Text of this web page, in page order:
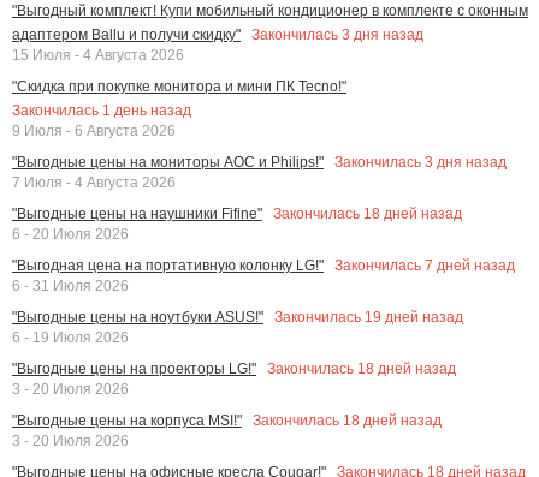
"Выгодный комплект! Купи мобильный кондиционер в комплекте с оконным
адаптером Ballu и получи скидку"
Закончилась 3 дня назад
15 Июля - 4 Августа 2026
"Скидка при покупке монитора и мини ПК Tecno!"
Закончилась 1 день назад
9 Июля - 6 Августа 2026
"Выгодные цены на мониторы AOC и Philips!"
Закончилась 3 дня назад
7 Июля - 4 Августа 2026
"Выгодные цены на наушники Fifine"
Закончилась 18 дней назад
6 - 20 Июля 2026
"Выгодная цена на портативную колонку LG!"
Закончилась 7 дней назад
6 - 31 Июля 2026
"Выгодные цены на ноутбуки ASUS!"
Закончилась 19 дней назад
6 - 19 Июля 2026
"Выгодные цены на проекторы LG!"
Закончилась 18 дней назад
3 - 20 Июля 2026
"Выгодные цены на корпуса MSI!"
Закончилась 18 дней назад
3 - 20 Июля 2026
"Выгодные цены на офисные кресла Cougar!"
Закончилась 18 дней назад